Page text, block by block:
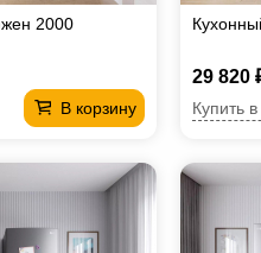
2000
В корзину
29 820
Купить